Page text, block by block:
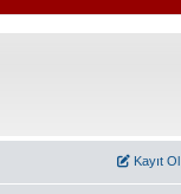
Kayıt Ol